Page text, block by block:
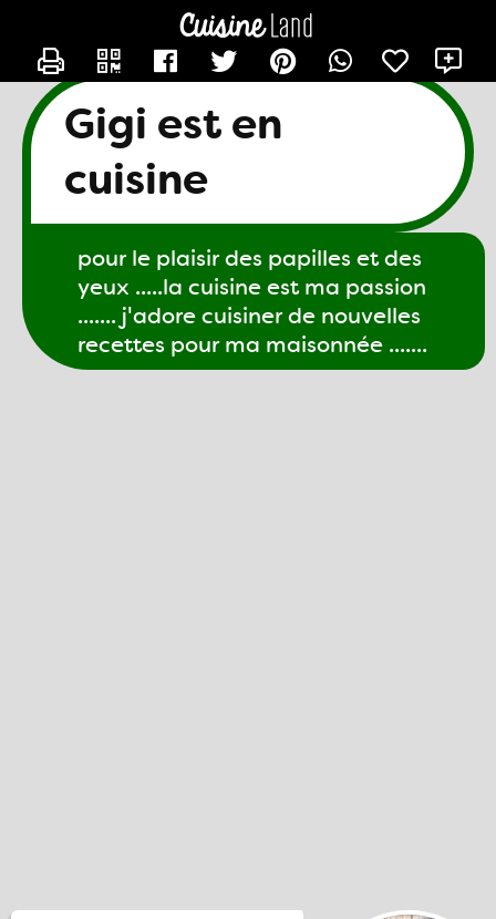
Gigi est en
cuisine
pour le plaisir des papilles et des
yeux .....la cuisine est ma passion
....... j'adore cuisiner de nouvelles
recettes pour ma maisonnée .......
CONTACTER GIGI61